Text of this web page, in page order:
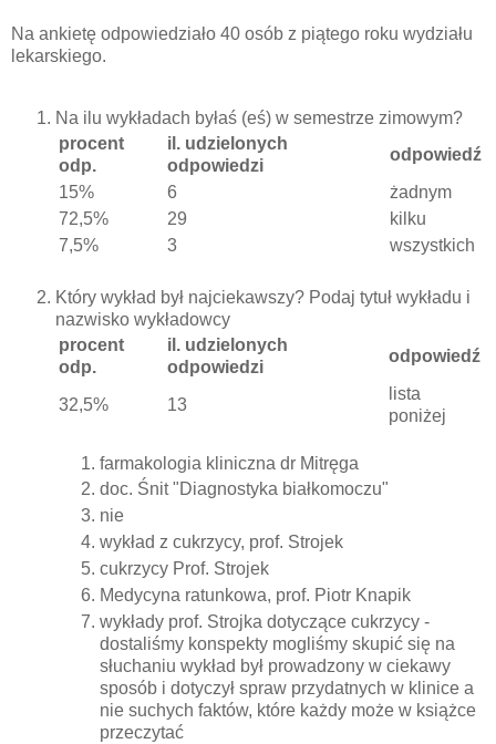
Na ankietę odpowiedziało 40 osób z piątego roku wydziału
lekarskiego.
Na ilu wykładach byłaś (eś) w semestrze zimowym?
procent
odp.
il. udzielonych
odpowiedzi
odpowiedź
15%
6
żadnym
72,5%
29
kilku
7,5%
3 wszystkich
Który wykład był najciekawszy? Podaj tytuł wykładu i
nazwisko wykładowcy
procent
odp.
il. udzielonych
odpowiedzi
odpowiedź
32,5% 13
lista
poniżej
farmakologia kliniczna dr Mitręga
doc. Śnit "Diagnostyka białkomoczu"
nie
wykład z cukrzycy, prof. Strojek
cukrzycy Prof. Strojek
Medycyna ratunkowa, prof. Piotr Knapik
wykłady prof. Strojka dotyczące cukrzycy -
dostaliśmy konspekty mogliśmy skupić się na
słuchaniu wykład był prowadzony w ciekawy
sposób i dotyczył spraw przydatnych w klinice a
nie suchych faktów, które każdy może w książce
przeczytać